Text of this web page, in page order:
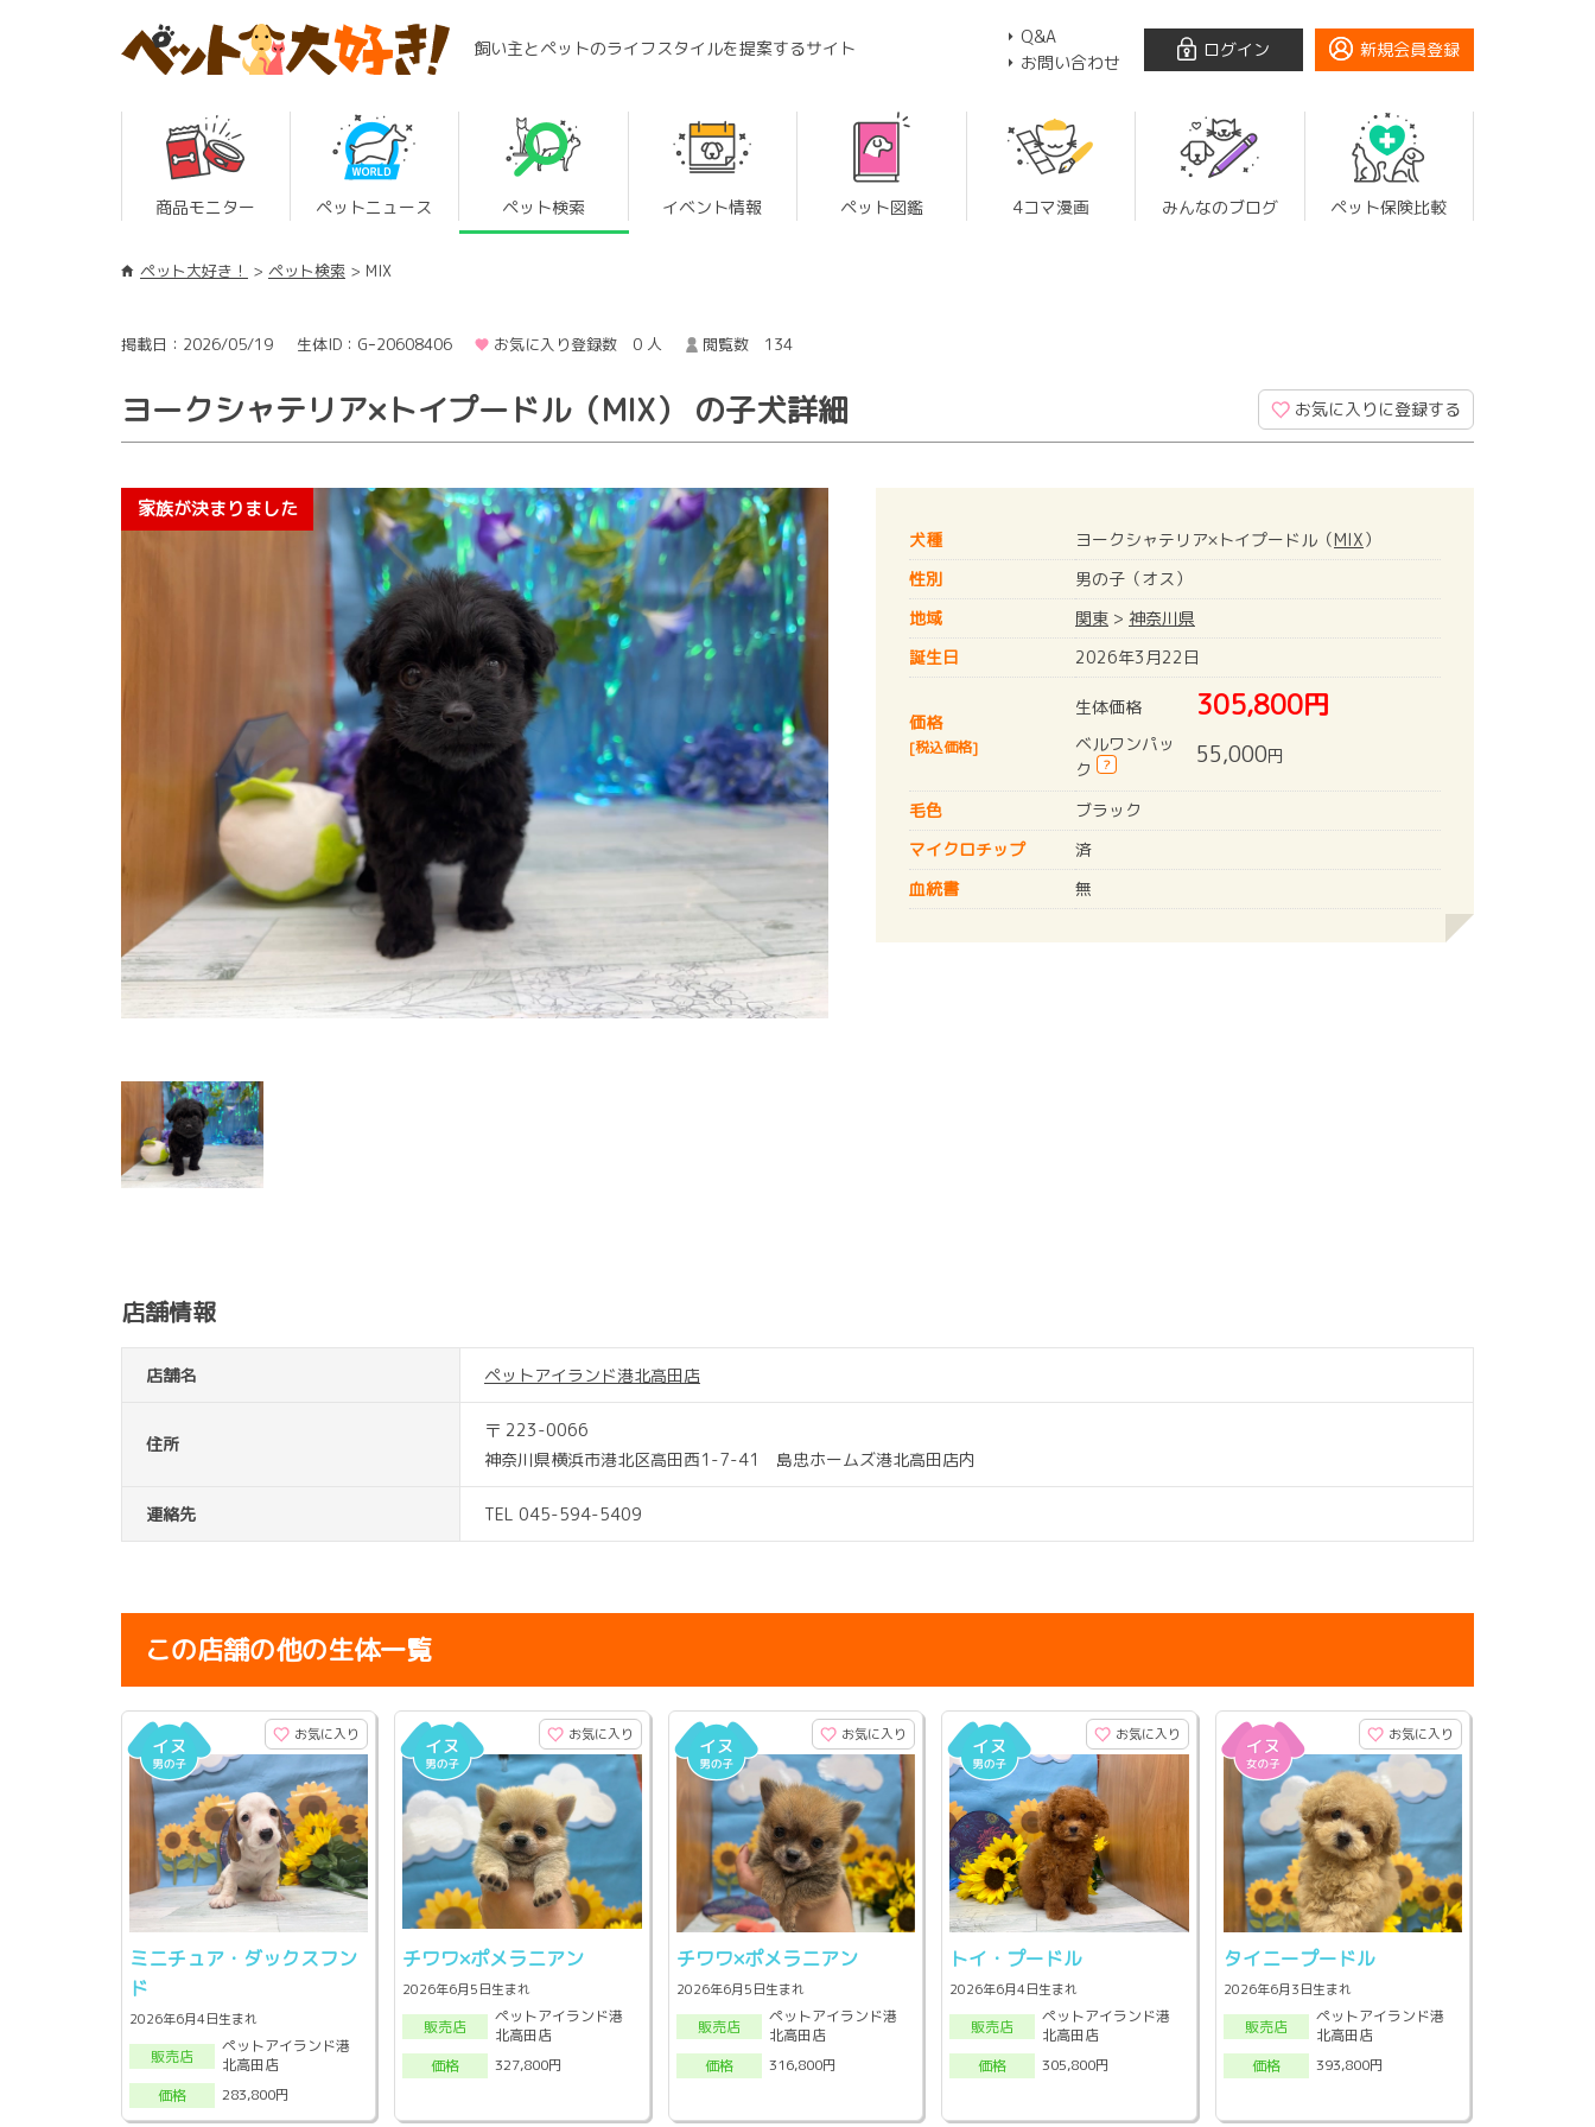
飼い主とペットのライフスタイルを提案するサイト
Q&A
お問い合わせ
ログイン 新規会員登録
商品モニター ペットニュース ペット検索 イベント情報 ペット図鑑 4コマ漫画 みんなのブログ ペット保険比較
ペット大好き！ ペット検索 MIX
掲載日：2026/05/19 生体ID：Gｰ20608406 お気に入り登録数 0 人 閲覧数 134
ヨークシャテリア×トイプードル（MIX） の子犬詳細 お気に入りに登録する
犬種 ヨークシャテリア×トイプードル（MIX）
性別
男の子（オス）
地域
関東 > 神奈川県
誕生日
2026年3月22日
価格
[税込価格]
生体価格 305,800円
ベルワンパッ
ク
? 55,000円
毛色
ブラック
マイクロチップ
済
血統書
無
店舗情報
店舗名 ペットアイランド港北高田店
住所
〒 223-0066
神奈川県横浜市港北区高田西1-7-41 島忠ホームズ港北高田店内
連絡先 TEL 045-594-5409
この店舗の他の生体一覧
お気に入り
ミニチュア・ダックスフン
ド
2026年6月4日生まれ
販売店
ペットアイランド港
北高田店
価格
283,800円
お気に入り
チワワ×ポメラニアン
2026年6月5日生まれ
販売店
ペットアイランド港
北高田店
価格
327,800円
お気に入り
チワワ×ポメラニアン
2026年6月5日生まれ
販売店
ペットアイランド港
北高田店
価格
316,800円
お気に入り
トイ・プードル
2026年6月4日生まれ
販売店
ペットアイランド港
北高田店
価格
305,800円
お気に入り
タイニープードル
2026年6月3日生まれ
販売店
ペットアイランド港
北高田店
価格
393,800円